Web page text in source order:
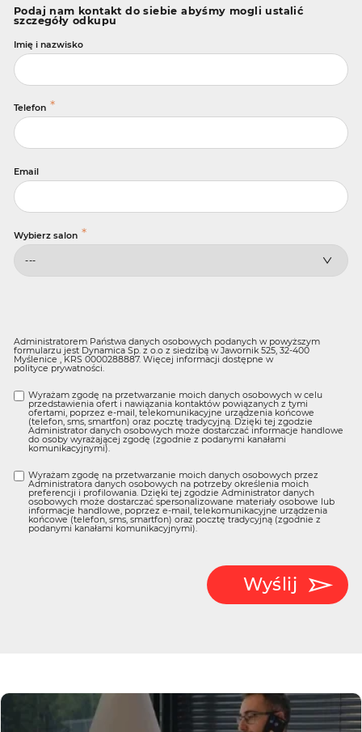
Podaj nam kontakt do siebie abyśmy mogli ustalić
szczegóły odkupu
Imię i nazwisko
Telefon *
Email
Wybierz salon *
Administratorem Państwa danych osobowych podanych w powyższym
formularzu jest Dynamica Sp. z o.o z siedzibą w Jawornik 525, 32-400
Myślenice , KRS 0000288887. Więcej informacji dostępne w
polityce prywatności.
Wyrażam zgodę na przetwarzanie moich danych osobowych w celu
przedstawienia ofert i nawiązania kontaktów powiązanych z tymi
ofertami, poprzez e-mail, telekomunikacyjne urządzenia końcowe
(telefon, sms, smartfon) oraz pocztę tradycyjną. Dzięki tej zgodzie
Administrator danych osobowych może dostarczać informacje handlowe
do osoby wyrażającej zgodę (zgodnie z podanymi kanałami
komunikacyjnymi).
Wyrażam zgodę na przetwarzanie moich danych osobowych przez
Administratora danych osobowych na potrzeby określenia moich
preferencji i profilowania. Dzięki tej zgodzie Administrator danych
osobowych może dostarczać spersonalizowane materiały osobowe lub
informacje handlowe, poprzez e-mail, telekomunikacyjne urządzenia
końcowe (telefon, sms, smartfon) oraz pocztę tradycyjną (zgodnie z
podanymi kanałami komunikacyjnymi).
Wyślij